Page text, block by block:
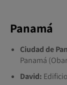
Panamá
Ciudad de
Panamá
David: